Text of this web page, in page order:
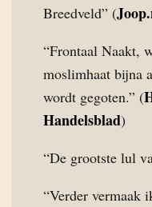
Breedveld” (
“Frontaal Naakt,
moslimhaat bijna
wordt gegoten.” (
Handelsblad)
“De grootste lul
“Verder vermaak